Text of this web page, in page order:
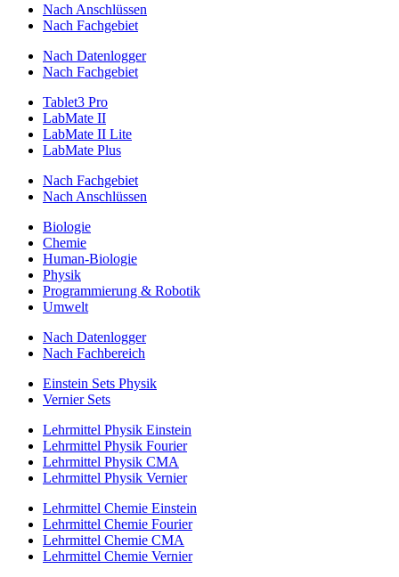
Nach Anschlüssen
Nach Fachgebiet
Nach Datenlogger
Nach Fachgebiet
Tablet3 Pro
LabMate II
LabMate II Lite
LabMate Plus
Nach Fachgebiet
Nach Anschlüssen
Biologie
Chemie
Human-Biologie
Physik
Programmierung & Robotik
Umwelt
Nach Datenlogger
Nach Fachbereich
Einstein Sets Physik
Vernier Sets
Lehrmittel Physik Einstein
Lehrmittel Physik Fourier
Lehrmittel Physik CMA
Lehrmittel Physik Vernier
Lehrmittel Chemie Einstein
Lehrmittel Chemie Fourier
Lehrmittel Chemie CMA
Lehrmittel Chemie Vernier